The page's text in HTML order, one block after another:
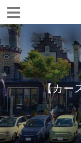
【カー